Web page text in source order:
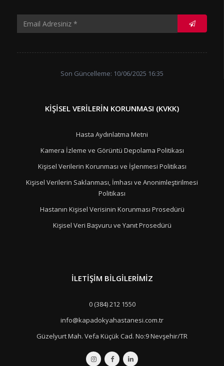
Son Güncelleme: 10/06/2025 16:35
KIŞISEL VERILERIN KORUNMASI (KVKK)
Hasta Aydınlatma Metni
Kamera İzleme ve Görüntü Depolama Politikası
Kişisel Verilerin Korunması ve İşlenmesi Politikası
Kişisel Verilerin Saklanması, İmhası ve Anonimleştirilmesi
Politikası
Hastanın Kişisel Verisinin Korunması Prosedürü
Kişisel Veri Başvuru ve Yanıt Prosedürü
İLETIŞIM BILGILERIMIZ
0 (384) 212 1550
info@kapadokyahastanesi.com.tr
Güzelyurt Mah. Vefa Küçük Cad. No:9 Nevşehir/TR